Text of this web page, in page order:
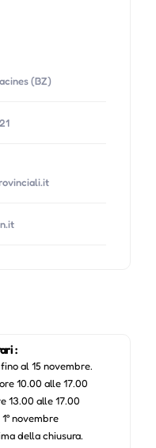
(BZ)
:
al 15 novembre.
10.00 alle 17.00
13.00 alle 17.00
novembre
della chiusura.